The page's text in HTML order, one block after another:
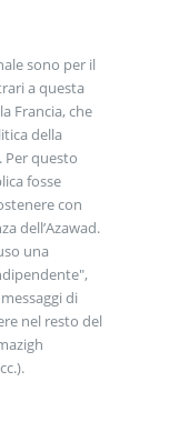
sono per il
a questa
Francia, che
della
Per questo
fosse
con
dell’Azawad.
una
di
nel resto del